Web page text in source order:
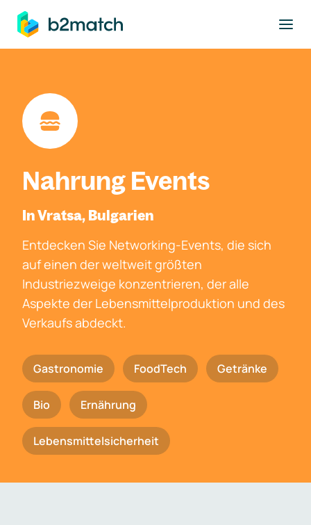
springen
Nahrung Events
In Vratsa, Bulgarien
Entdecken Sie Networking-Events, die sich
auf einen der weltweit größten
Industriezweige konzentrieren, der alle
Aspekte der Lebensmittelproduktion und des
Verkaufs abdeckt.
Gastronomie FoodTech Getränke
Bio Ernährung
Lebensmittelsicherheit